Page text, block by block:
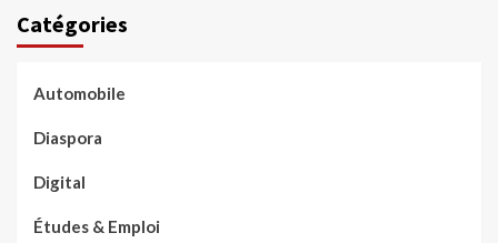
Catégories
Automobile
Diaspora
Digital
Études & Emploi